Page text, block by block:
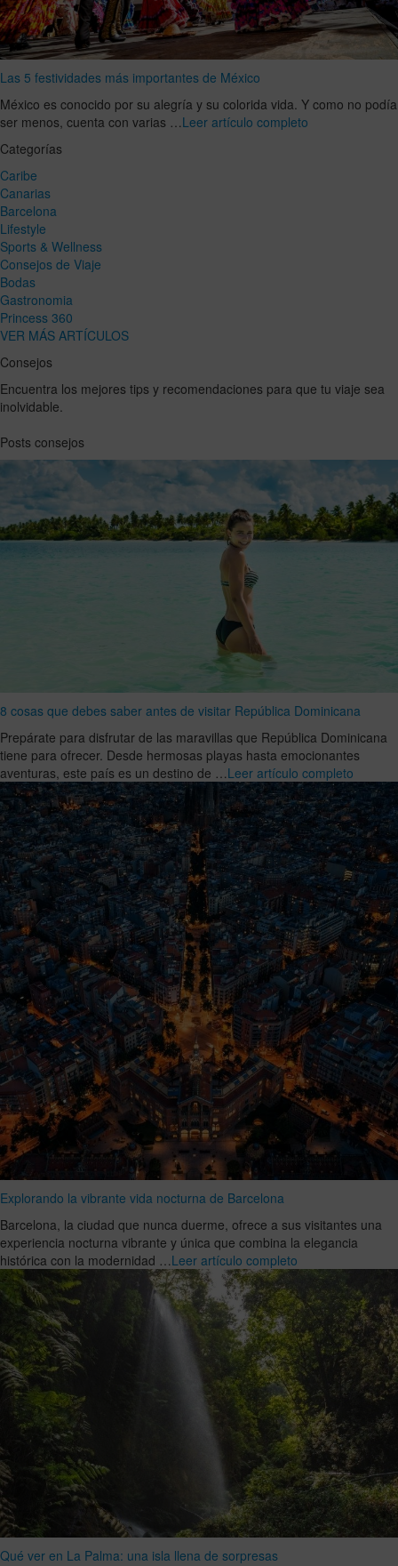
Las 5 festividades más importantes de México
México es conocido por su alegría y su colorida vida. Y como no podía
ser menos, cuenta con varias …Leer artículo completo
Categorías
Caribe
Canarias
Barcelona
Lifestyle
Sports & Wellness
Consejos de Viaje
Bodas
Gastronomia
Princess 360
VER MÁS ARTÍCULOS
Consejos
Encuentra los mejores tips y recomendaciones para que tu viaje sea
inolvidable.
Posts consejos
8 cosas que debes saber antes de visitar República Dominicana
Prepárate para disfrutar de las maravillas que República Dominicana
tiene para ofrecer. Desde hermosas playas hasta emocionantes
aventuras, este país es un destino de …Leer artículo completo
Explorando la vibrante vida nocturna de Barcelona
Barcelona, la ciudad que nunca duerme, ofrece a sus visitantes una
experiencia nocturna vibrante y única que combina la elegancia
histórica con la modernidad …Leer artículo completo
Qué ver en La Palma: una isla llena de sorpresas